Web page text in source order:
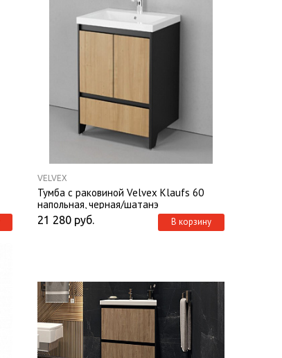
VELVEX
Тумба с раковиной Velvex Klaufs 60
напольная, черная/шатанэ
21 280 руб. В корзину